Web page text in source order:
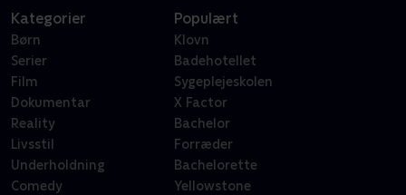
Kategorier
Børn
Serier
Film
Dokumentar
Reality
Livsstil
Underholdning
Comedy
Populært
Klovn
Badehotellet
Sygeplejeskolen
X Factor
Bachelor
Forræder
Bachelorette
Yellowstone